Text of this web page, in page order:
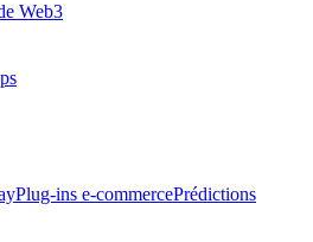
Web3
Plug-ins e-commercePrédictions